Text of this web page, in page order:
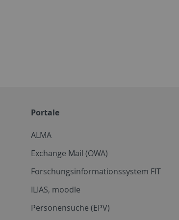
Portale
ALMA
Exchange Mail (OWA)
Forschungsinformationssystem FIT
ILIAS, moodle
Personensuche (EPV)